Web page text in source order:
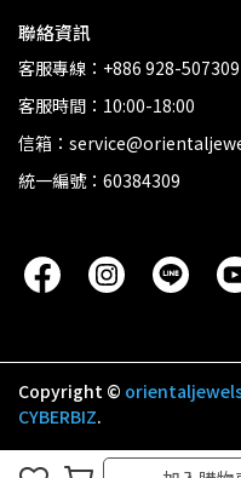
聯絡資訊
客服專線：+886 928-507309
客服時間：10:00-18:00
信箱：
統一編號：60384309
Copyright ©
CYBERBIZ.